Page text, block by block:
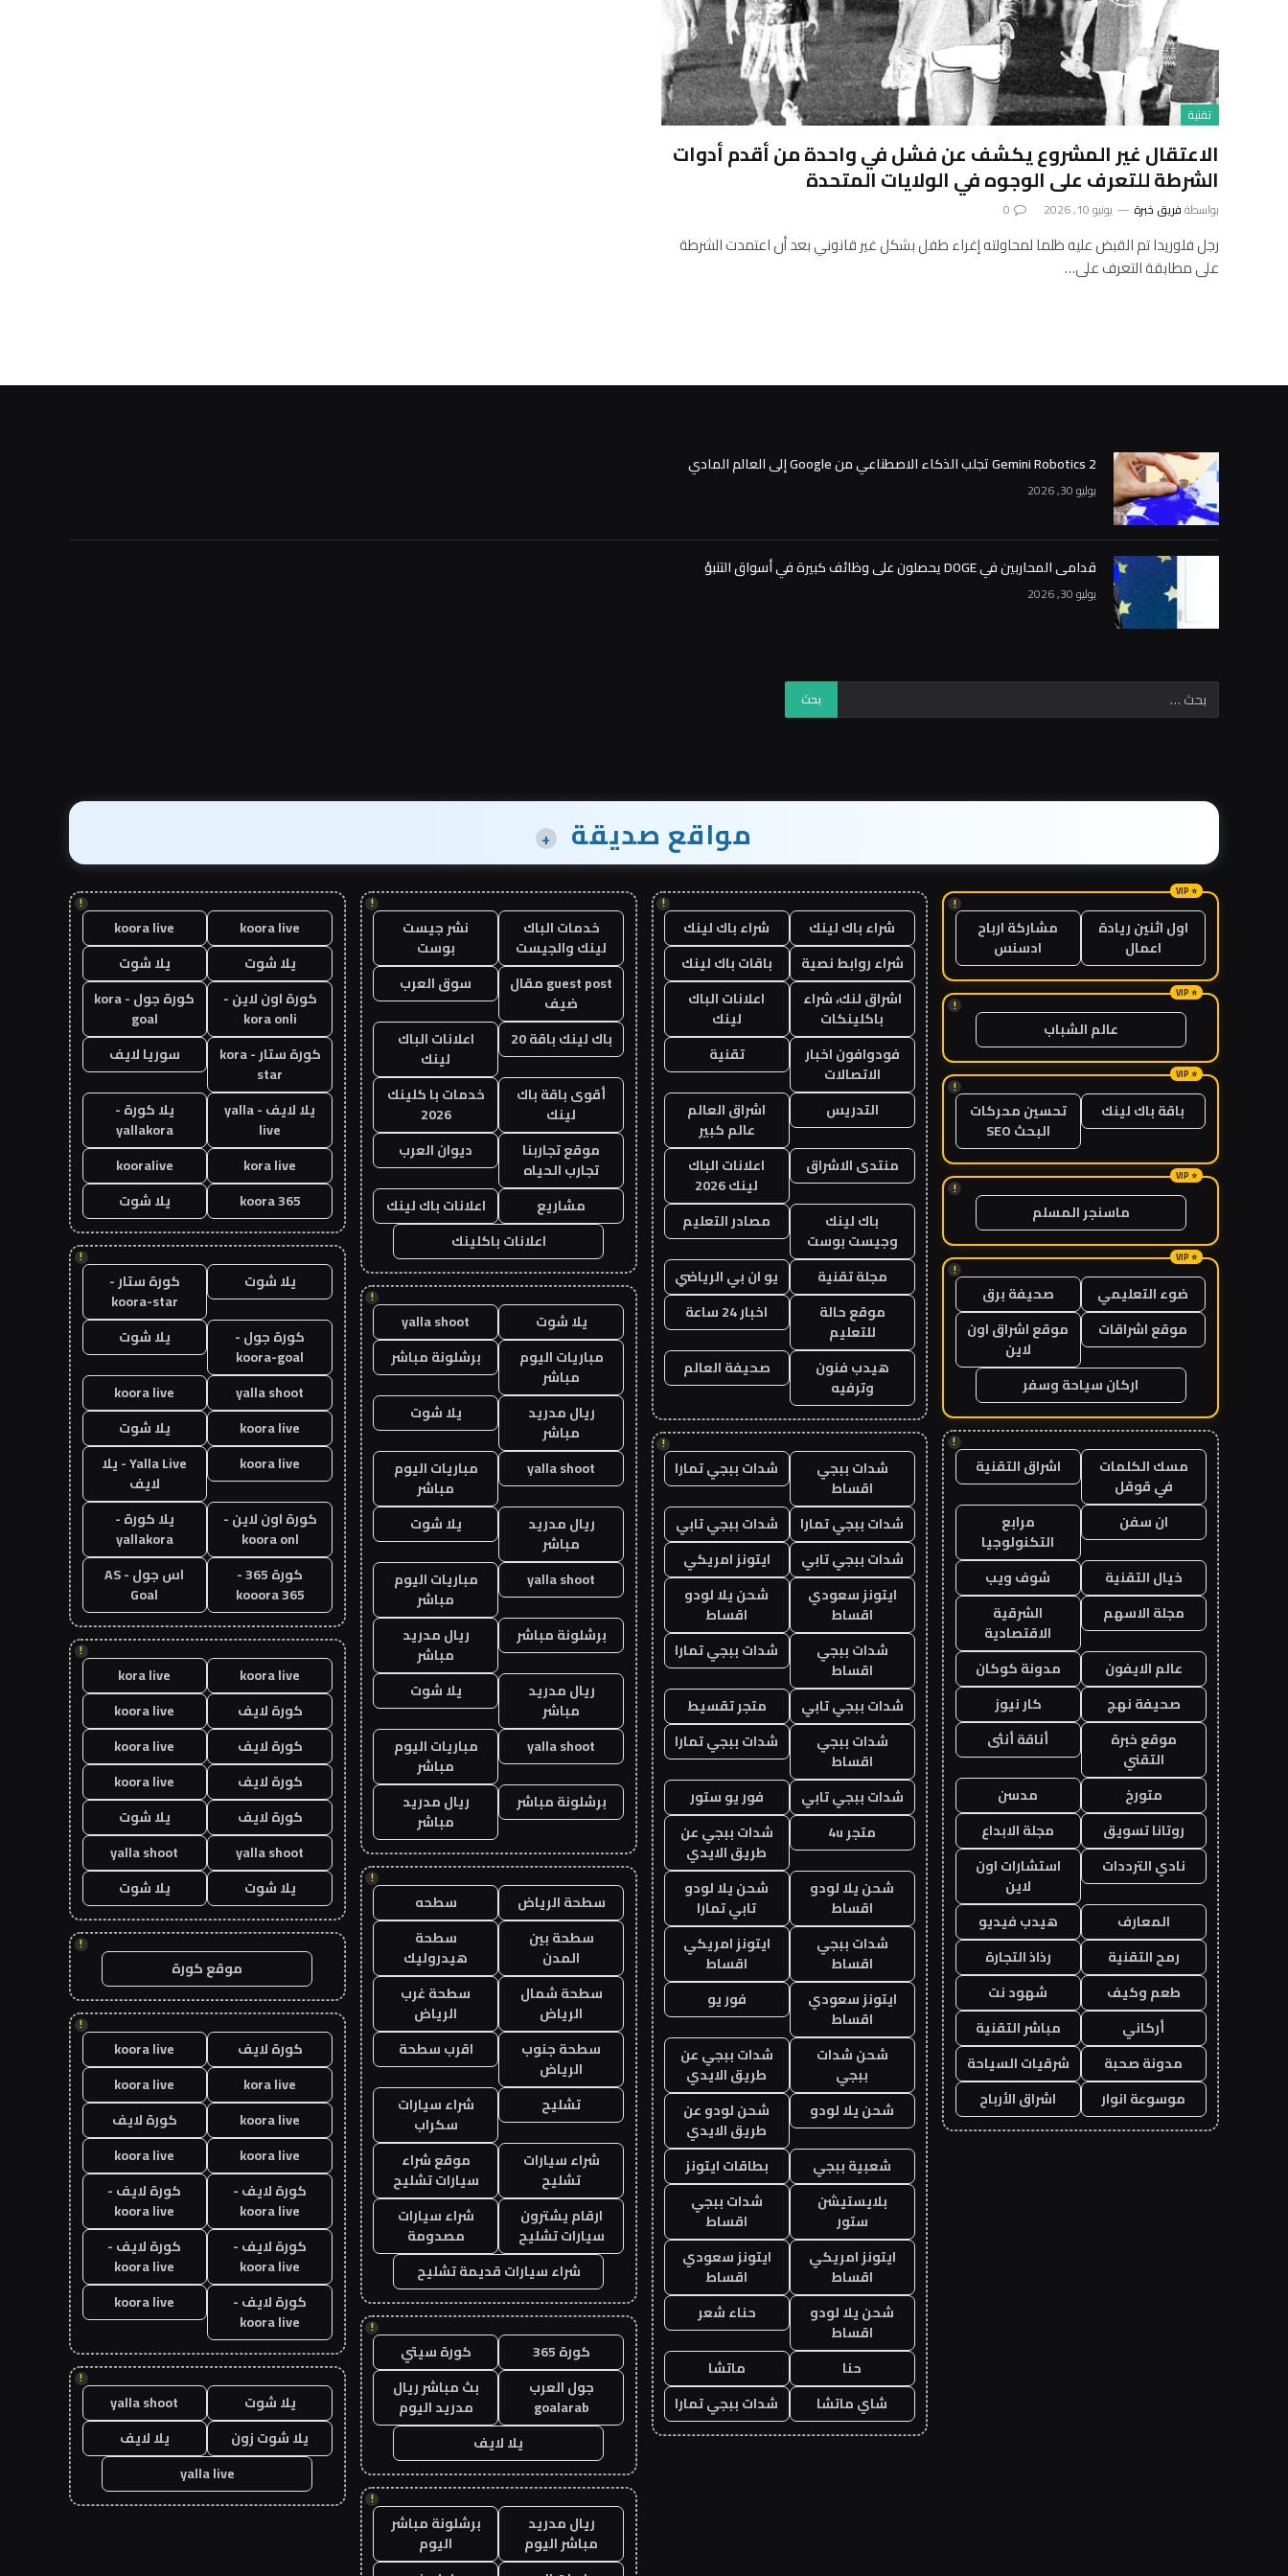
تقنية
الاعتقال غير المشروع يكشف عن فشل في واحدة من أقدم أدوات
الشرطة للتعرف على الوجوه في الولايات المتحدة
بواسطةفريق خبرة يونيو 10, 2026 0
رجل فلوريدا تم القبض عليه ظلما لمحاولته إغراء طفل بشكل غير قانوني بعد أن اعتمدت الشرطة
على مطابقة التعرف على…
Gemini Robotics 2 تجلب الذكاء الاصطناعي من Google إلى العالم المادي
يوليو 30, 2026
قدامى المحاربين في DOGE يحصلون على وظائف كبيرة في أسواق التنبؤ
يوليو 30, 2026
مواقع صديقة +
!
اول اثنين ريادة
اعمال
مشاركة ارباح
ادسنس
!
عالم الشباب
!
باقة باك لينك
تحسين محركات
البحث SEO
!
ماسنجر المسلم
!
ضوء التعليمي
صحيفة برق
موقع اشراقات
موقع اشراق اون
لاين
اركان سياحة وسفر
!
مسك الكلمات
في قوقل
اشراق التقنية
ان سفن
مرابع
التكنولوجيا
خيال التقنية
شوف ويب
مجلة الاسهم
الشرقية
الاقتصادية
عالم الايفون
مدونة كوكان
صحيفة نهج
كار نيوز
موقع خبرة
التقني
أناقة أنثى
متورخ
مدسن
روتانا تسويق
مجلة الابداع
نادي الترددات
استشارات اون
لاين
المعارف
هيدب فيديو
رمح التقنية
رذاذ التجارة
طعم وكيف
شهود نت
أركاني
مباشر التقنية
مدونة صحبة
شرقيات السياحة
موسوعة انوار
اشراق الأرباح
!
شراء باك لينك
شراء باك لينك
شراء روابط نصية
باقات باك لينك
اشراق لنك، شراء
باكلينكات
اعلانات الباك
لينك
فودوافون اخبار
الاتصالات
تقنية
التدريس
اشراق العالم
عالم كبير
منتدى الاشراق
اعلانات الباك
لينك 2026
باك لينك
وجيست بوست
مصادر التعليم
مجلة تقنية
يو ان بي الرياضي
موقع حالة
للتعليم
اخبار 24 ساعة
هيدب فنون
وترفيه
صحيفة العالم
!
شدات ببجي
اقساط
شدات ببجي تمارا
شدات ببجي تمارا
شدات ببجي تابي
شدات ببجي تابي
ايتونز امريكي
ايتونز سعودي
اقساط
شحن يلا لودو
اقساط
شدات ببجي
اقساط
شدات ببجي تمارا
شدات ببجي تابي
متجر تقسيط
شدات ببجي
اقساط
شدات ببجي تمارا
شدات ببجي تابي
فور يو ستور
متجر 4u
شدات ببجي عن
طريق الايدي
شحن يلا لودو
اقساط
شحن يلا لودو
تابي تمارا
شدات ببجي
اقساط
ايتونز امريكي
اقساط
ايتونز سعودي
اقساط
فور يو
شحن شدات
ببجي
شدات ببجي عن
طريق الايدي
شحن يلا لودو
شحن لودو عن
طريق الايدي
شعبية ببجي
بطاقات ايتونز
بلايستيشن
ستور
شدات ببجي
اقساط
ايتونز امريكي
اقساط
ايتونز سعودي
اقساط
شحن يلا لودو
اقساط
حناء شعر
حنا
ماتشا
شاي ماتشا
شدات ببجي تمارا
!
خدمات الباك
لينك والجيست
نشر جيست
بوست
guest post مقال
ضيف
سوق العرب
باك لينك باقة 20
اعلانات الباك
لينك
أقوى باقة باك
لينك
خدمات با كلينك
2026
موقع تجاربنا
تجارب الحياه
ديوان العرب
مشاريع
اعلانات باك لينك
اعلانات باكلينك
!
يلا شوت
yalla shoot
مباريات اليوم
مباشر
برشلونة مباشر
ريال مدريد
مباشر
يلا شوت
yalla shoot
مباريات اليوم
مباشر
ريال مدريد
مباشر
يلا شوت
yalla shoot
مباريات اليوم
مباشر
برشلونة مباشر
ريال مدريد
مباشر
ريال مدريد
مباشر
يلا شوت
yalla shoot
مباريات اليوم
مباشر
برشلونة مباشر
ريال مدريد
مباشر
!
سطحة الرياض
سطحه
سطحة بين
المدن
سطحة
هيدروليك
سطحة شمال
الرياض
سطحة غرب
الرياض
سطحة جنوب
الرياض
اقرب سطحة
تشليح
شراء سيارات
سكراب
شراء سيارات
تشليح
موقع شراء
سيارات تشليح
ارقام يشترون
سيارات تشليح
شراء سيارات
مصدومة
شراء سيارات قديمة تشليح
!
كورة 365
كورة سيتي
جول العرب
goalarab
بث مباشر ريال
مدريد اليوم
يلا لايف
!
ريال مدريد
مباشر اليوم
برشلونة مباشر
اليوم
!
koora live
koora live
يلا شوت
يلا شوت
كورة اون لاين -
kora onli
كورة جول - kora
goal
كورة ستار - kora
star
سوريا لايف
يلا لايف - yalla
live
يلا كورة -
yallakora
kora live
kooralive
koora 365
يلا شوت
!
يلا شوت
كورة ستار -
koora-star
كورة جول -
koora-goal
يلا شوت
yalla shoot
koora live
koora live
يلا شوت
koora live
Yalla Live - يلا
لايف
كورة اون لاين -
koora onl
يلا كورة -
yallakora
كورة 365 -
kooora 365
اس جول - AS
Goal
!
koora live
kora live
كورة لايف
koora live
كورة لايف
koora live
كورة لايف
koora live
كورة لايف
يلا شوت
yalla shoot
yalla shoot
يلا شوت
يلا شوت
!
موقع كورة
!
كورة لايف
koora live
kora live
koora live
koora live
كورة لايف
koora live
koora live
كورة لايف -
koora live
كورة لايف -
koora live
كورة لايف -
koora live
كورة لايف -
koora live
كورة لايف -
koora live
koora live
!
يلا شوت
yalla shoot
يلا شوت زون
يلا لايف
yalla live